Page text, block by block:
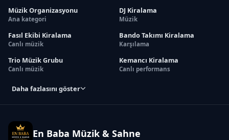
Müzik Organizasyonu
Ana kategori
DJ Kiralama
Müzik
Fasıl Ekibi Kiralama
Canlı müzik
Bando Takımı Kiralama
Karşılama
Trio Müzik Grubu
Canlı müzik
Kemancı Kiralama
Canlı performans
Daha fazlasını göster
En Baba Müzik & Sahne